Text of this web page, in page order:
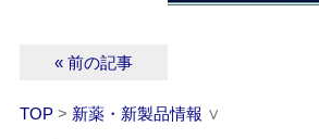
« 前の記事
TOP > 新薬・新製品情報 ∨